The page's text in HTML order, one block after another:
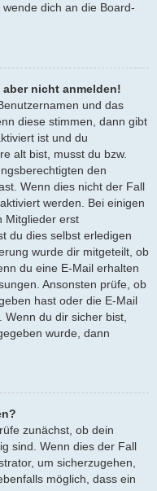
dich an die Board-
nicht anmelden!
und das
diese stimmen, dann gibt
ist und du
alt bist, musst du bzw.
den
Wenn dies nicht der Fall
werden. Bei einigen
Mitglieder erst
du dies selbst erledigen
wurde dir mitgeteilt, ob
du eine E-Mail erhalten
Ansonsten prüfe, ob
hast oder die E-Mail
du dir sicher bist,
wurde, dann
zunächst, ob dein
sind. Wenn dies der Fall
um sicherzugehen,
möglich, dass ein